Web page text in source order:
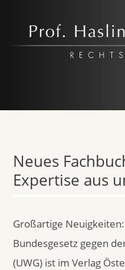
Prof.
Neues
Expertise aus
Großartige
Bundesgesetz gegen
(UWG) ist im Verlag